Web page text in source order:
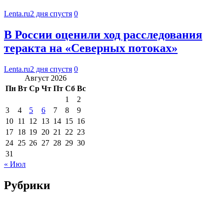
Lenta.ru2 дня спустя 0
В России оценили ход расследования
теракта на «Северных потоках»
Lenta.ru2 дня спустя 0
Август 2026
Пн Вт Ср Чт Пт Сб Вс
1
2
3
4 5 6 7 8
9
10 11 12 13 14 15 16
17 18 19 20 21 22 23
24 25 26 27 28 29 30
31
« Июл
Рубрики